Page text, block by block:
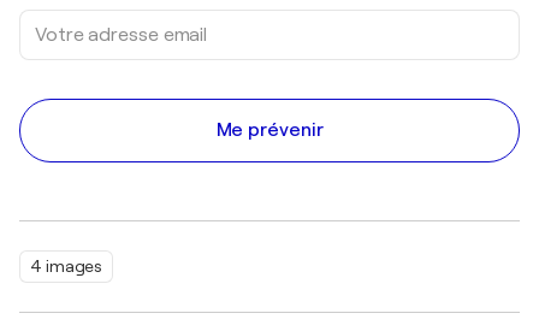
4 images
Me prévenir